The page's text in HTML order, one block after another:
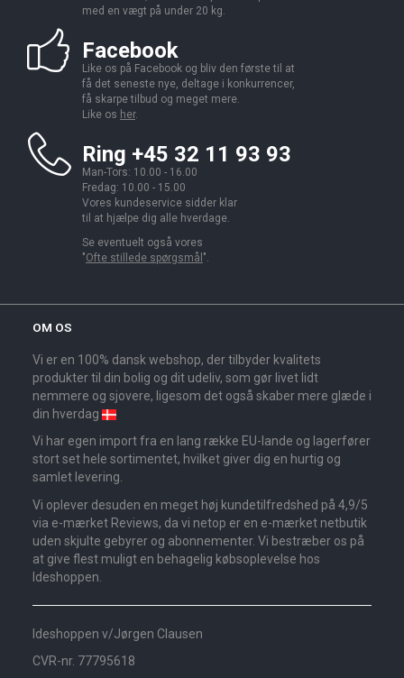
med en vægt på under 20 kg.
Facebook
Like os på Facebook og bliv den første til at
få det seneste nye, deltage i konkurrencer,
få skarpe tilbud og meget mere.
Like os her.
Ring +45 32 11 93 93
Man-Tors: 10.00 - 16.00
Fredag: 10.00 - 15.00
Vores kundeservice sidder klar
til at hjælpe dig alle hverdage.
Se eventuelt også vores
"Ofte stillede spørgsmål ".
OM OS
Vi er en 100% dansk webshop, der tilbyder kvalitets
produkter til din bolig og dit udeliv, som gør livet lidt
nemmere og sjovere, ligesom det også skaber mere glæde i
din hverdag
Vi har egen import fra en lang række EU-lande og lagerfører
stort set hele sortimentet, hvilket giver dig en hurtig og
samlet levering.
Vi oplever desuden en meget høj kundetilfredshed på 4,9/5
via e-mærket Reviews, da vi netop er en e-mærket netbutik
uden skjulte gebyrer og abonnementer. Vi bestræber os på
at give flest muligt en behagelig købsoplevelse hos
Ideshoppen.
Ideshoppen v/Jørgen Clausen
CVR-nr. 77795618